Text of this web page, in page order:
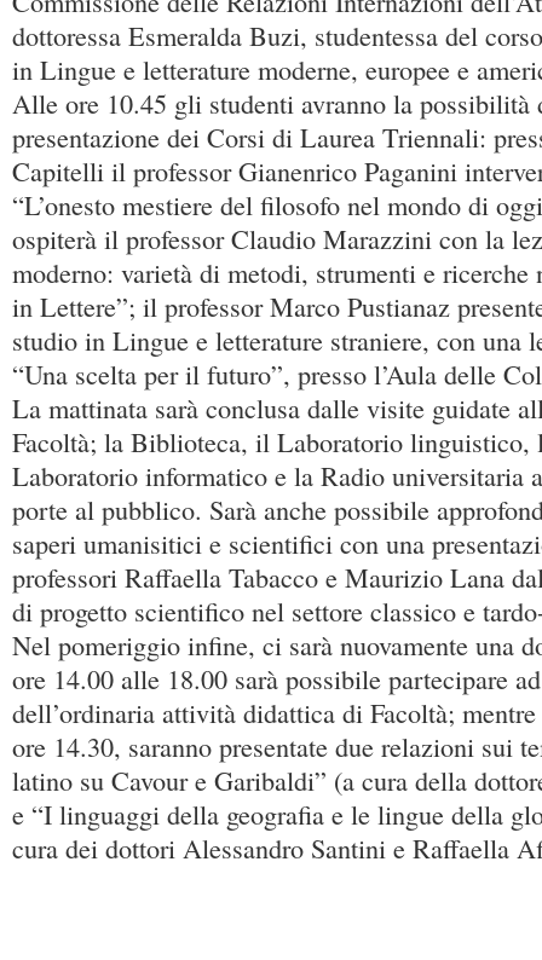
dottoressa Esmeralda Buzi, studentessa del
in Lingue e letterature moderne, europee e
Alle ore 10.45 gli studenti avranno la possibilità
presentazione dei Corsi di Laurea Triennali:
Capitelli il professor Gianenrico Paganini
“L’onesto mestiere del filosofo nel mondo di
ospiterà il professor Claudio Marazzini con la
moderno: varietà di metodi, strumenti e ricerche
in Lettere”; il professor Marco Pustianaz
studio in Lingue e letterature straniere, con una
“Una scelta per il futuro”, presso l’Aula delle
La mattinata sarà conclusa dalle visite guidate
Facoltà; la Biblioteca, il Laboratorio linguistico,
Laboratorio informatico e la Radio universitaria
porte al pubblico. Sarà anche possibile
saperi umanisitici e scientifici con una
professori Raffaella Tabacco e Maurizio Lana
di progetto scientifico nel settore classico e
Nel pomeriggio infine, ci sarà nuovamente una
ore 14.00 alle 18.00 sarà possibile partecipare
dell’ordinaria attività didattica di Facoltà;
ore 14.30, saranno presentate due relazioni sui
latino su Cavour e Garibaldi” (a cura della
e “I linguaggi della geografia e le lingue della
cura dei dottori Alessandro Santini e Raffaella